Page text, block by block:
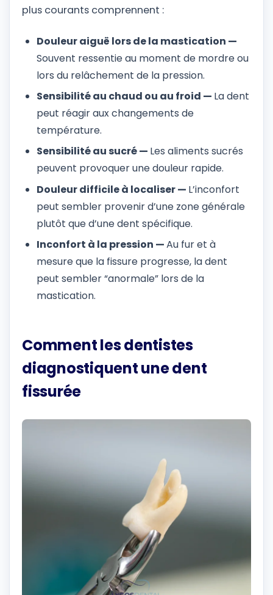
plus courants comprennent :
Douleur aiguë lors de la mastication —
Souvent ressentie au moment de mordre ou
lors du relâchement de la pression.
Sensibilité au chaud ou au froid — La dent
peut réagir aux changements de
température.
Sensibilité au sucré — Les aliments sucrés
peuvent provoquer une douleur rapide.
Douleur difficile à localiser — L’inconfort
peut sembler provenir d’une zone générale
plutôt que d’une dent spécifique.
Inconfort à la pression —Au fur et à
mesure que la fissure progresse, la dent
peut sembler “anormale” lors de la
mastication.
Comment les dentistes
diagnostiquent une dent
fissurée